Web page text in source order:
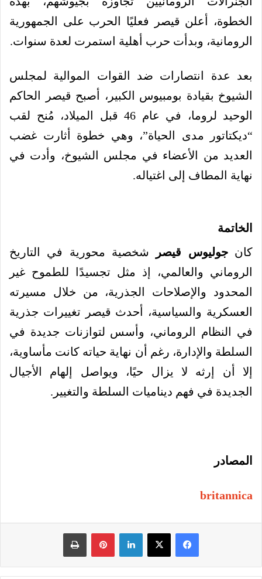
الخطوة، أعلن قيصر فعليًا الحرب على الجمهورية
الرومانية، وبدأت حرب أهلية استمرت لعدة سنوات.
بعد عدة انتصارات ضد القوات الموالية لمجلس
الشيوخ بقيادة بومبيوس الكبير، أصبح قيصر الحاكم
الوحيد لروما، في عام 46 قبل الميلاد، مُنح لقب
“ديكتاتور مدى الحياة”، وهي خطوة أثارت غضب
العديد من الأعضاء في مجلس الشيوخ، وأدت في
نهاية المطاف إلى اغتياله.
الخاتمة
كانجوليوس قيصر
شخصية محورية في التاريخ
الروماني والعالمي، إذ مثل تجسيدًا للطموح غير
المحدود والإصلاحات الجذرية، من خلال مسيرته
العسكرية والسياسية، أحدث قيصر تغييرات جذرية
في النظام الروماني، وأسس لتوازنات جديدة في
السلطة والإدارة، رغم أن نهاية حياته كانت مأساوية،
إلا أن إرثه لا يزال حيًا، ويواصل إلهام الأجيال
الجديدة في فهم ديناميات السلطة والتغيير.
المصادر
britannica
فيسبوك لينكدإن بينتيريست